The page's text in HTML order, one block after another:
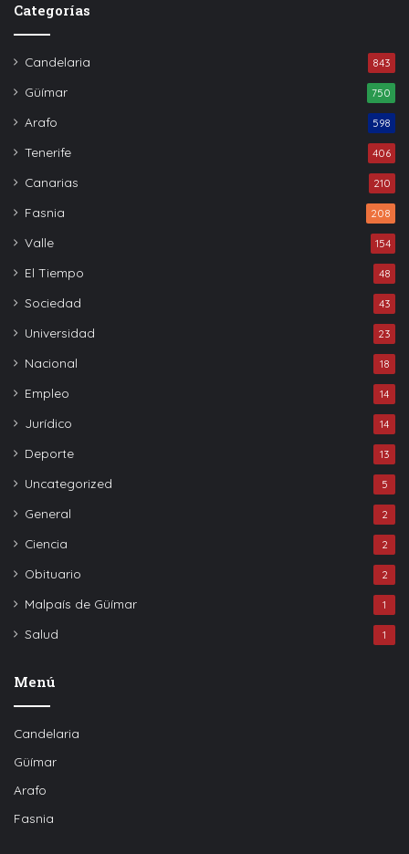
Categorías
Candelaria 843
Güímar 750
Arafo 598
Tenerife 406
Canarias 210
Fasnia 208
Valle 154
El Tiempo 48
Sociedad 43
Universidad 23
Nacional 18
Empleo 14
Jurídico 14
Deporte 13
Uncategorized 5
General 2
Ciencia 2
Obituario 2
Malpaís de Güímar 1
Salud 1
Menú
Candelaria
Güímar
Arafo
Fasnia